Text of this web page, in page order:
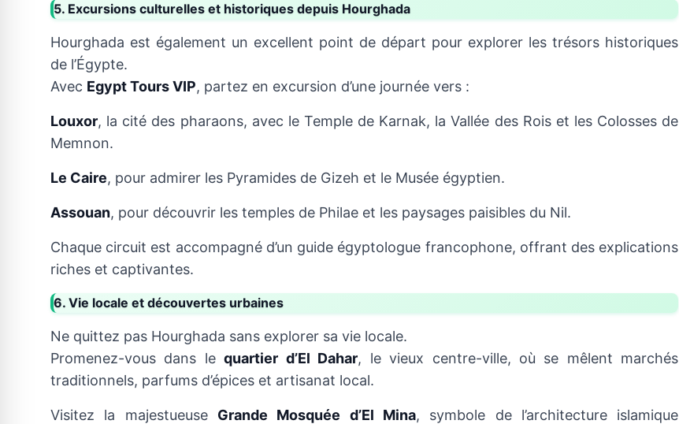
5. Excursions culturelles et historiques depuis Hourghada
Hourghada est également un excellent point de départ pour explorer les trésors historiques
de l’Égypte.
Avec Egypt Tours VIP, partez en excursion d’une journée vers :
Louxor, la cité des pharaons, avec le Temple de Karnak, la Vallée des Rois et les Colosses de
Memnon.
Le Caire, pour admirer les Pyramides de Gizeh et le Musée égyptien.
Assouan, pour découvrir les temples de Philae et les paysages paisibles du Nil.
Chaque circuit est accompagné d’un guide égyptologue francophone, offrant des explications
riches et captivantes.
6. Vie locale et découvertes urbaines
Ne quittez pas Hourghada sans explorer sa vie locale.
Promenez-vous dans lequartier d’El Dahar, le vieux centre-ville, où se mêlent marchés
traditionnels, parfums d’épices et artisanat local.
Visitez la majestueuse Grande Mosquée d’El Mina, symbole de l’architecture islamique